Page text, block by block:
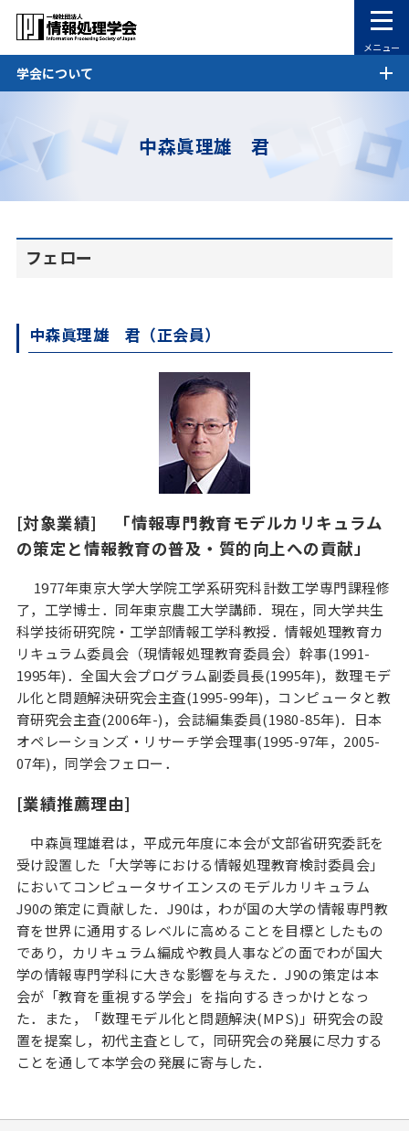
メニュー
学会について
中森眞理雄 君
フェロー
中森眞理雄 君（正会員）
[対象業績] 「情報専門教育モデルカリキュラム
の策定と情報教育の普及・質的向上への貢献」
1977年東京大学大学院工学系研究科計数工学専門課程修
了，工学博士．同年東京農工大学講師．現在，同大学共生
科学技術研究院・工学部情報工学科教授．情報処理教育カ
リキュラム委員会（現情報処理教育委員会）幹事(1991-
1995年)．全国大会プログラム副委員長(1995年)，数理モデ
ル化と問題解決研究会主査(1995-99年)，コンピュータと教
育研究会主査(2006年-)，会誌編集委員(1980-85年)．日本
オペレーションズ・リサーチ学会理事(1995-97年，2005-
07年)，同学会フェロー．
[業績推薦理由]
中森眞理雄君は，平成元年度に本会が文部省研究委託を
受け設置した「大学等における情報処理教育検討委員会」
においてコンピュータサイエンスのモデルカリキュラム
J90の策定に貢献した．J90は，わが国の大学の情報専門教
育を世界に通用するレベルに高めることを目標としたもの
であり，カリキュラム編成や教員人事などの面でわが国大
学の情報専門学科に大きな影響を与えた．J90の策定は本
会が「教育を重視する学会」を指向するきっかけとなっ
た．また，「数理モデル化と問題解決(MPS)」研究会の設
置を提案し，初代主査として，同研究会の発展に尽力する
ことを通して本学会の発展に寄与した．